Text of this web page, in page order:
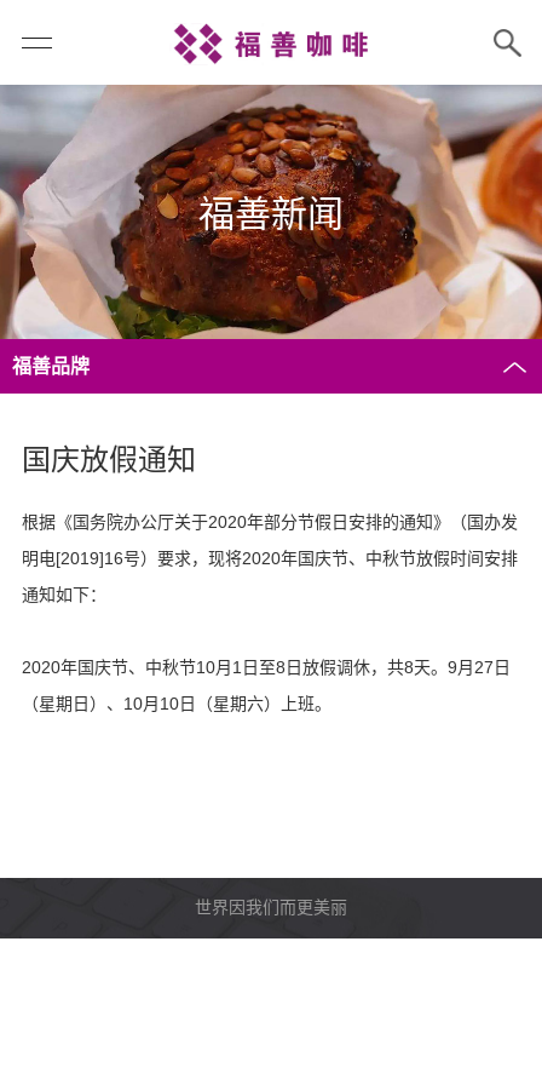
福善新闻
福善品牌
国庆放假通知
根据《国务院办公厅关于2020年部分节假日安排的通知》（国办发
明电[2019]16号）要求，现将2020年国庆节、中秋节放假时间安排
通知如下：
2020年国庆节、中秋节10月1日至8日放假调休，共8天。9月27日
（星期日）、10月10日（星期六）上班。
世界因我们而更美丽